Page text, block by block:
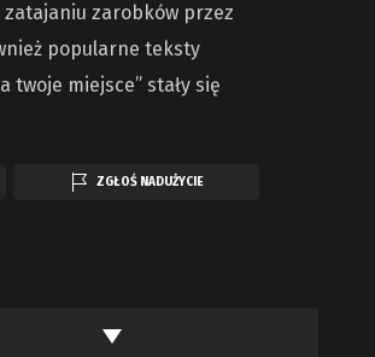
zarobków przez
popularne teksty
twoje miejsce” stały się
ZGŁOŚ NADUŻYCIE